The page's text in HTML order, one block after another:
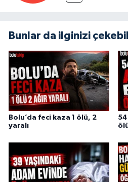
Bunlar da ilginizi
Bolu’da feci kaza 1 ölü, 2
yaralı